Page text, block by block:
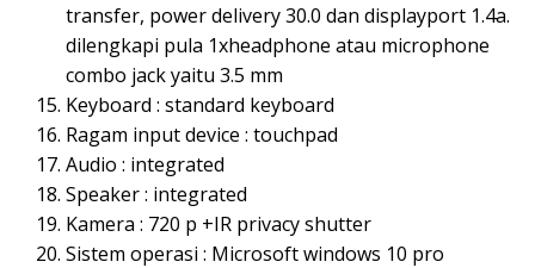
transfer, power delivery 30.0 dan displayport 1.4a.
dilengkapi pula 1xheadphone atau microphone
combo jack yaitu 3.5 mm
Keyboard : standard keyboard
Ragam input device : touchpad
Audio : integrated
Speaker : integrated
Kamera : 720 p +IR privacy shutter
Sistem operasi : Microsoft windows 10 pro